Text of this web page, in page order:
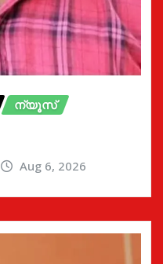
ന്യൂസ്
Aug 6, 2026